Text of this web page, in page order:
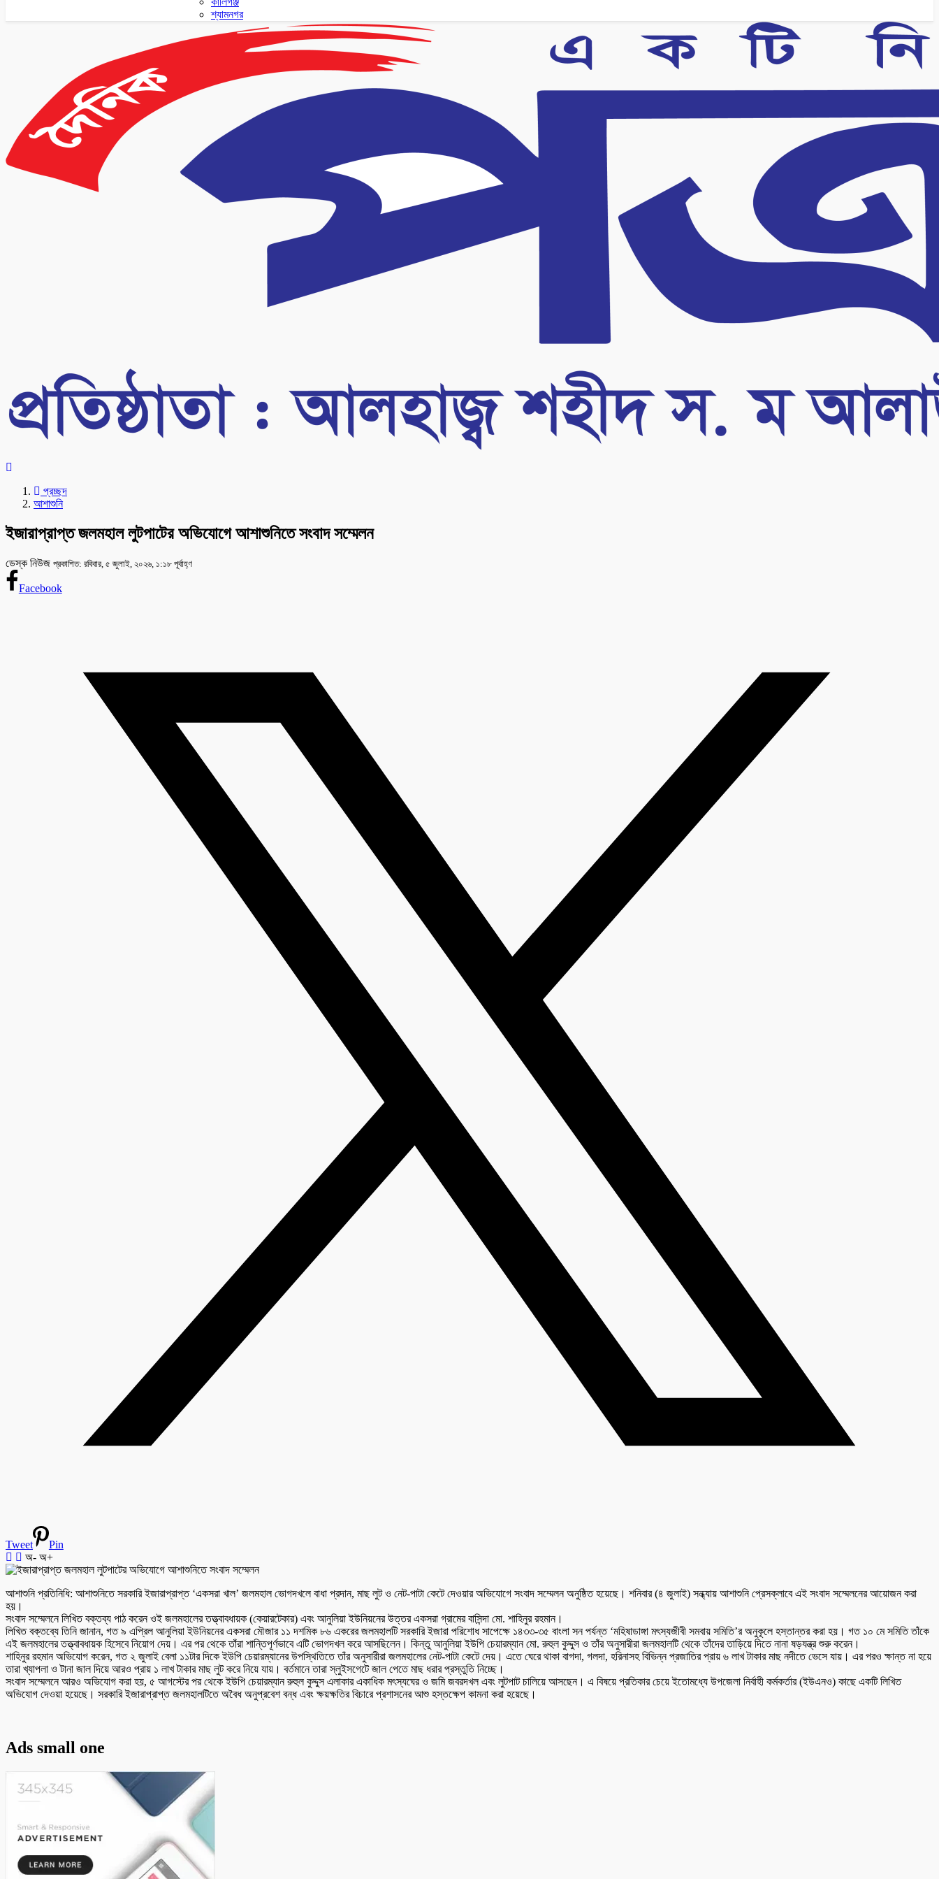
শ্যামনগর
প্রচ্ছদ
আশাশুনি
ইজারাপ্রাপ্ত জলমহাল লুটপাটের অভিযোগে আশাশুনিতে সংবাদ সম্মেলন
ডেস্ক নিউজ প্রকাশিত: রবিবার, ৫ জুলাই, ২০২৬, ১:১৮ পূর্বাহ্ণ
Facebook
Tweet
Pin
অ- অ+
আশাশুনি প্রতিনিধি: আশাশুনিতে সরকারি ইজারাপ্রাপ্ত ‘একসরা খাল’ জলমহাল ভোগদখলে বাধা প্রদান, মাছ লুট ও নেট-পাটা কেটে দেওয়ার অভিযোগে সংবাদ সম্মেলন অনুষ্ঠিত হয়েছে। শনিবার (৪ জুলাই) সন্ধ্যায় আশাশুনি প্রেসক্লাবে এই সংবাদ সম্মেলনের আয়োজন করা
হয়।
সংবাদ সম্মেলনে লিখিত বক্তব্য পাঠ করেন ওই জলমহালের তত্ত্বাবধায়ক (কেয়ারটেকার) এবং আনুলিয়া ইউনিয়নের উত্তর একসরা গ্রামের বাসিন্দা মো. শাহিনুর রহমান।
লিখিত বক্তব্যে তিনি জানান, গত ৯ এপ্রিল আনুলিয়া ইউনিয়নের একসরা মৌজার ১১ দশমিক ৮৬ একরের জলমহালটি সরকারি ইজারা পরিশোধ সাপেক্ষে ১৪৩৩-৩৫ বাংলা সন পর্যন্ত ‘মহিষাডাঙ্গা মৎস্যজীবী সমবায় সমিতি’র অনুকূলে হস্তান্তর করা হয়। গত ১০ মে সমিতি তাঁকে
এই জলমহালের তত্ত্বাবধায়ক হিসেবে নিয়োগ দেয়। এর পর থেকে তাঁরা শান্তিপূর্ণভাবে এটি ভোগদখল করে আসছিলেন। কিন্তু আনুলিয়া ইউপি চেয়ারম্যান মো. রুহুল কুদ্দুস ও তাঁর অনুসারীরা জলমহালটি থেকে তাঁদের তাড়িয়ে দিতে নানা ষড়যন্ত্র শুরু করেন।
শাহিনুর রহমান অভিযোগ করেন, গত ২ জুলাই বেলা ১১টার দিকে ইউপি চেয়ারম্যানের উপস্থিতিতে তাঁর অনুসারীরা জলমহালের নেট-পাটা কেটে দেয়। এতে ঘেরে থাকা বাগদা, গলদা, হরিনাসহ বিভিন্ন প্রজাতির প্রায় ৬ লাখ টাকার মাছ নদীতে ভেসে যায়। এর পরও ক্ষান্ত না হয়ে
তারা খ্যাপলা ও টানা জাল দিয়ে আরও প্রায় ১ লাখ টাকার মাছ লুট করে নিয়ে যায়। বর্তমানে তারা স্লুইসগেটে জাল পেতে মাছ ধরার প্রস্তুতি নিচ্ছে।
সংবাদ সম্মেলনে আরও অভিযোগ করা হয়, ৫ আগস্টের পর থেকে ইউপি চেয়ারম্যান রুহুল কুদ্দুস এলাকার একাধিক মৎস্যঘের ও জমি জবরদখল এবং লুটপাট চালিয়ে আসছেন। এ বিষয়ে প্রতিকার চেয়ে ইতোমধ্যে উপজেলা নির্বাহী কর্মকর্তার (ইউএনও) কাছে একটি লিখিত
অভিযোগ দেওয়া হয়েছে। সরকারি ইজারাপ্রাপ্ত জলমহালটিতে অবৈধ অনুপ্রবেশ বন্ধ এবং ক্ষয়ক্ষতির বিচারে প্রশাসনের আশু হস্তক্ষেপ কামনা করা হয়েছে।
Ads small one